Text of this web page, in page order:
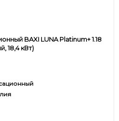
BAXI LUNA Platinum+ 1.18
18,4 кВт)